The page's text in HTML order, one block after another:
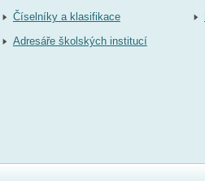
Číselníky a klasifikace
Adresáře školských institucí